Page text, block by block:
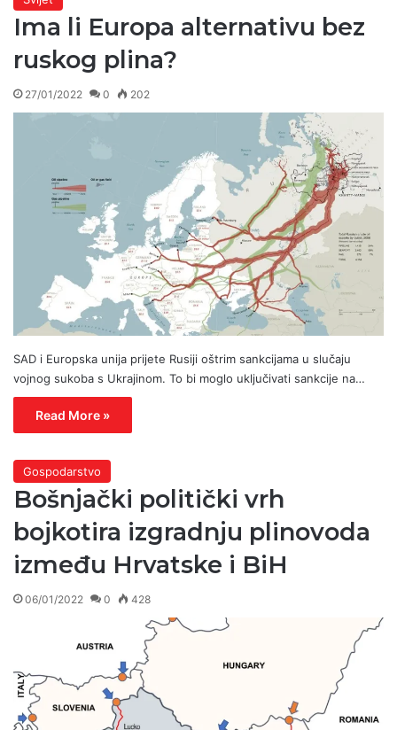
Ima li Europa alternativu bez
ruskog plina?
27/01/2022 0 202
SAD i Europska unija prijete Rusiji oštrim sankcijama u slučaju
vojnog sukoba s Ukrajinom. To bi moglo uključivati sankcije na…
Read More »
Gospodarstvo
Bošnjački politički vrh
bojkotira izgradnju plinovoda
između Hrvatske i BiH
06/01/2022 0 428